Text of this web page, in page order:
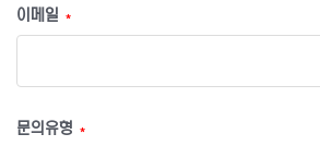
이메일 *
문의유형 *